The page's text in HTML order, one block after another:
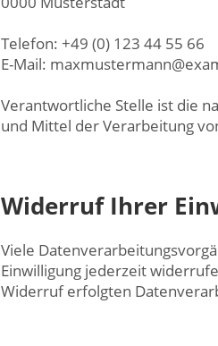
Telefon: +49 (0) 123 44 55 66
E-Mail:
Verantwortliche Stelle ist die
und Mittel der Verarbeitung
Widerruf Ihrer
Viele
Einwilligung jederzeit
Widerruf erfolgten